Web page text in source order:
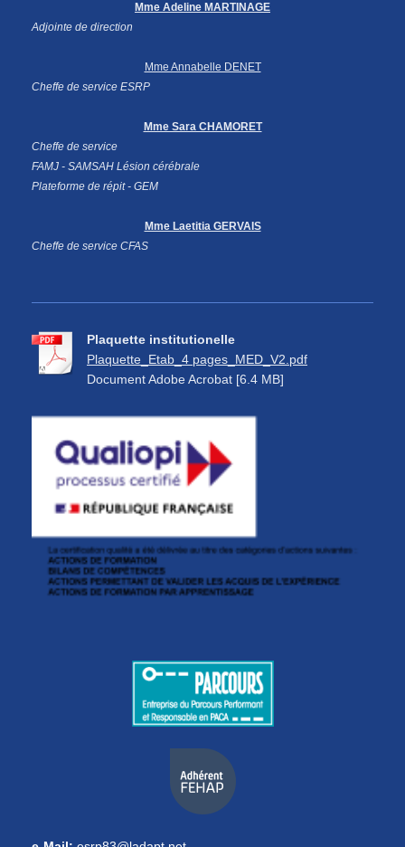
Mme Adeline MARTINAGE
Adjointe de direction
Mme Annabelle DENET
Cheffe de service ESRP
Mme Sara CHAMORET
Cheffe de service
FAMJ - SAMSAH Lésion cérébrale
Plateforme de répit - GEM
Mme Laetitia GERVAIS
Cheffe de service CFAS
Plaquette institutionelle
Plaquette_Etab_4 pages_MED_V2.pdf
Document Adobe Acrobat [6.4 MB]